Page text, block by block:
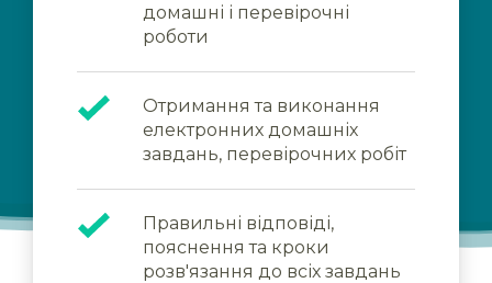
домашні і перевірочні
роботи
Отримання та виконання
електронних домашніх
завдань, перевірочних робіт
Правильні відповіді,
пояснення та кроки
розв'язання до всіх завдань